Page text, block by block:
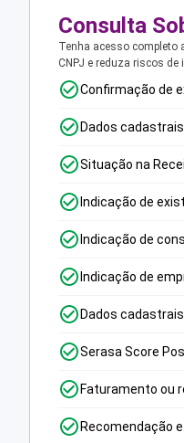
Consulta
Tenha acesso completo
CNPJ e reduza riscos de
Confirmação de
Dados
Situação na
Indicação de
Indicação de
Indicação de
Dados
Serasa Score
Faturamento ou
Recomendação